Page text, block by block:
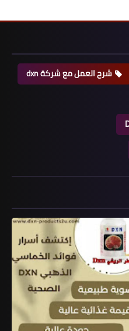
شرح العمل مع شركة dxn